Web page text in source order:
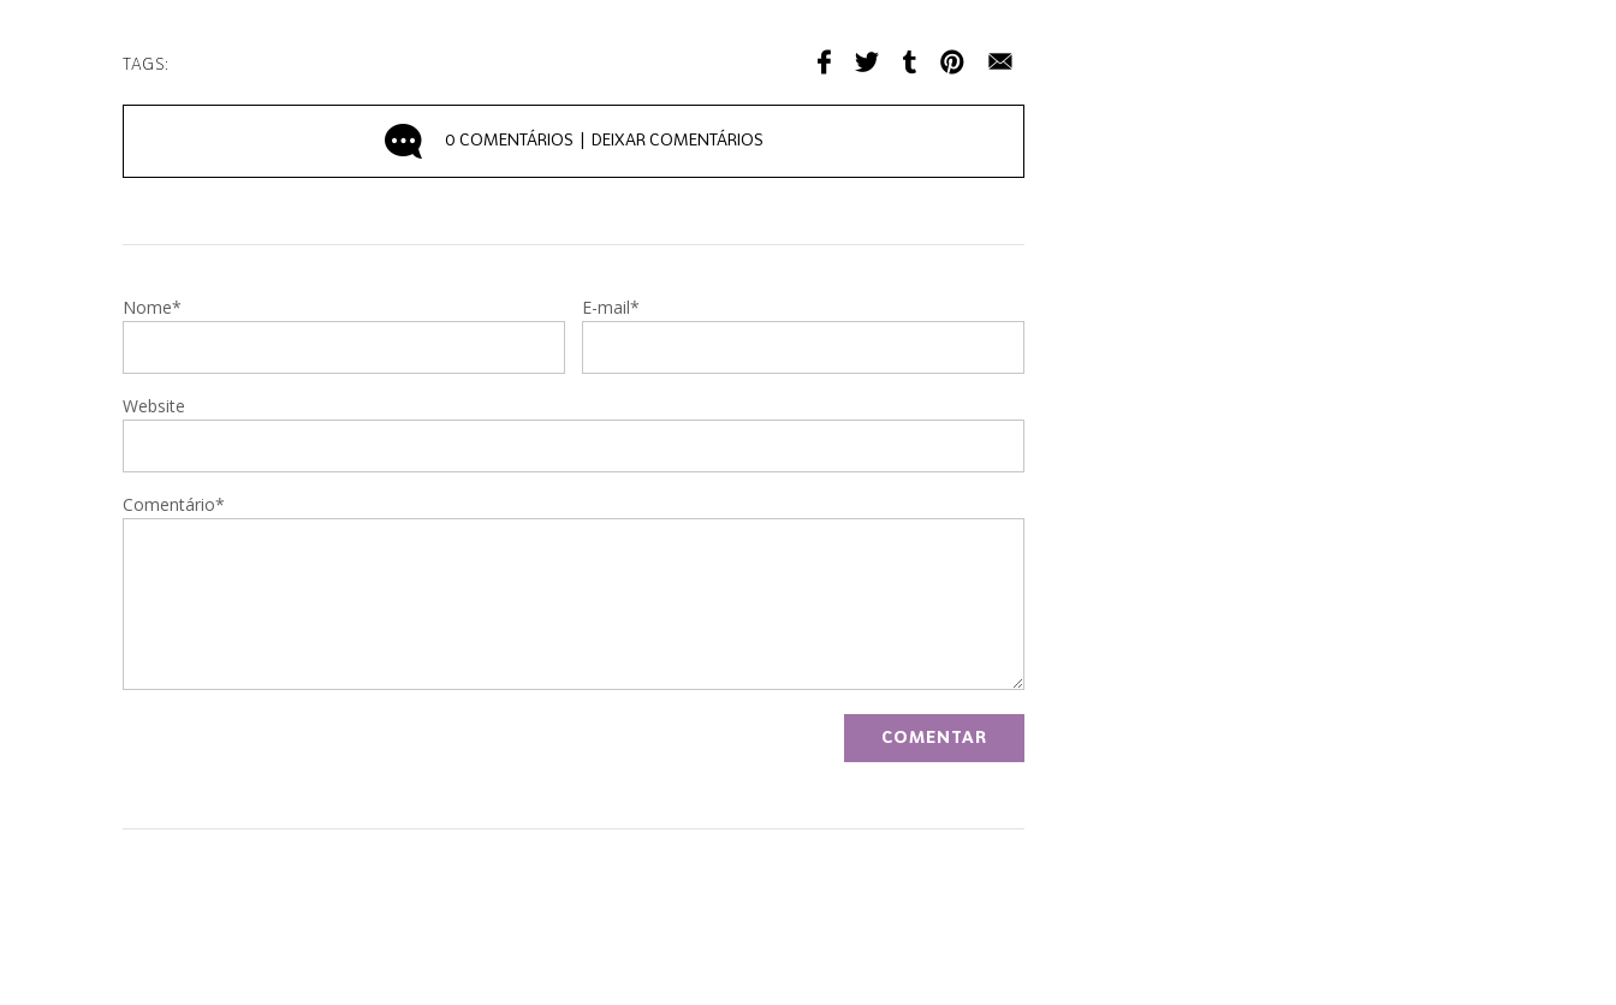
TAGS:
0 COMENTÁRIOS | DEIXAR COMENTÁRIOS
Nome* E-mail*
Website
Comentário*